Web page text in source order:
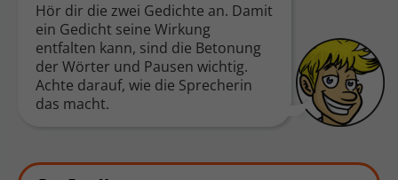
Hör dir die zwei Gedichte an. Damit
ein Gedicht seine Wirkung
entfalten kann, sind die Betonung
der Wörter und Pausen wichtig.
Achte darauf, wie die Sprecherin
das macht.